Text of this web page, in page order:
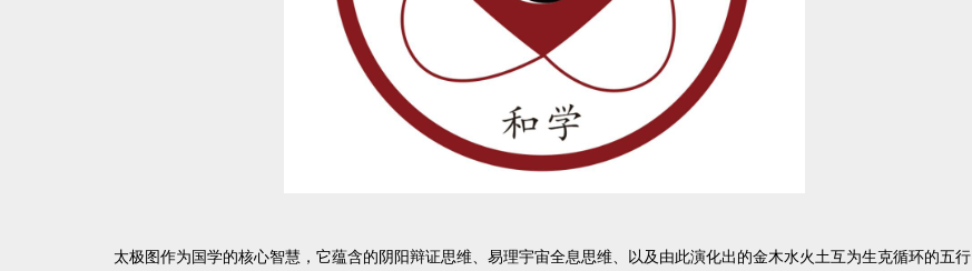
太极图作为国学的核心智慧，它蕴含的阴阳辩证思维、易理宇宙全息思维、以及由此演化出的金木水火土互为生克循环的五行